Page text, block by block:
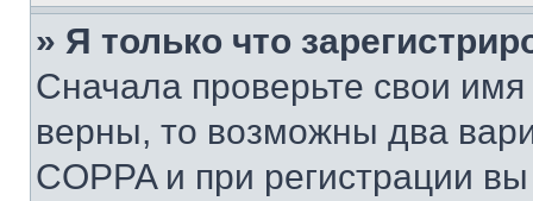
» Я только что
Сначала проверьте свои
верны, то возможны два
COPPA и при регистрации